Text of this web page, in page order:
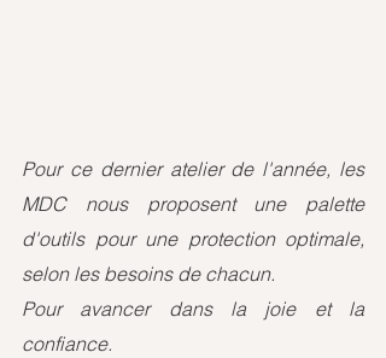
Pour ce dernier atelier de l'année, les
MDC nous proposent une palette
d'outils pour une protection optimale,
selon les besoins de chacun.
Pour avancer dans la joie et la
confiance.